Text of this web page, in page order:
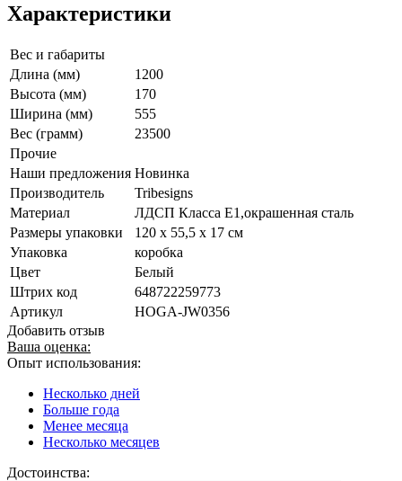
Характеристики
Вес и габариты
Длина (мм)
1200
Высота (мм)
170
Ширина (мм)
555
Вес (грамм)
23500
Прочие
Наши предложения Новинка
Производитель
Tribesigns
Материал
ЛДСП Класса E1,окрашенная сталь
Размеры упаковки
120 х 55,5 х 17 см
Упаковка
коробка
Цвет
Белый
Штрих код
648722259773
Артикул
HOGA-JW0356
Добавить отзыв
Ваша оценка:
Опыт использования:
Несколько дней
Больше года
Менее месяца
Несколько месяцев
Достоинства: